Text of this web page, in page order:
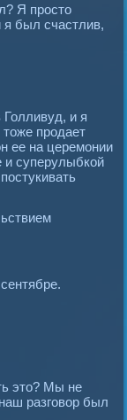
Я просто
я был счастлив,
и я
продает
ее на церемонии
и суперулыбкой
это? Мы не
разговор был